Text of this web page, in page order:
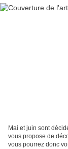
Mai et juin sont
vous propose de
vous pourrez donc